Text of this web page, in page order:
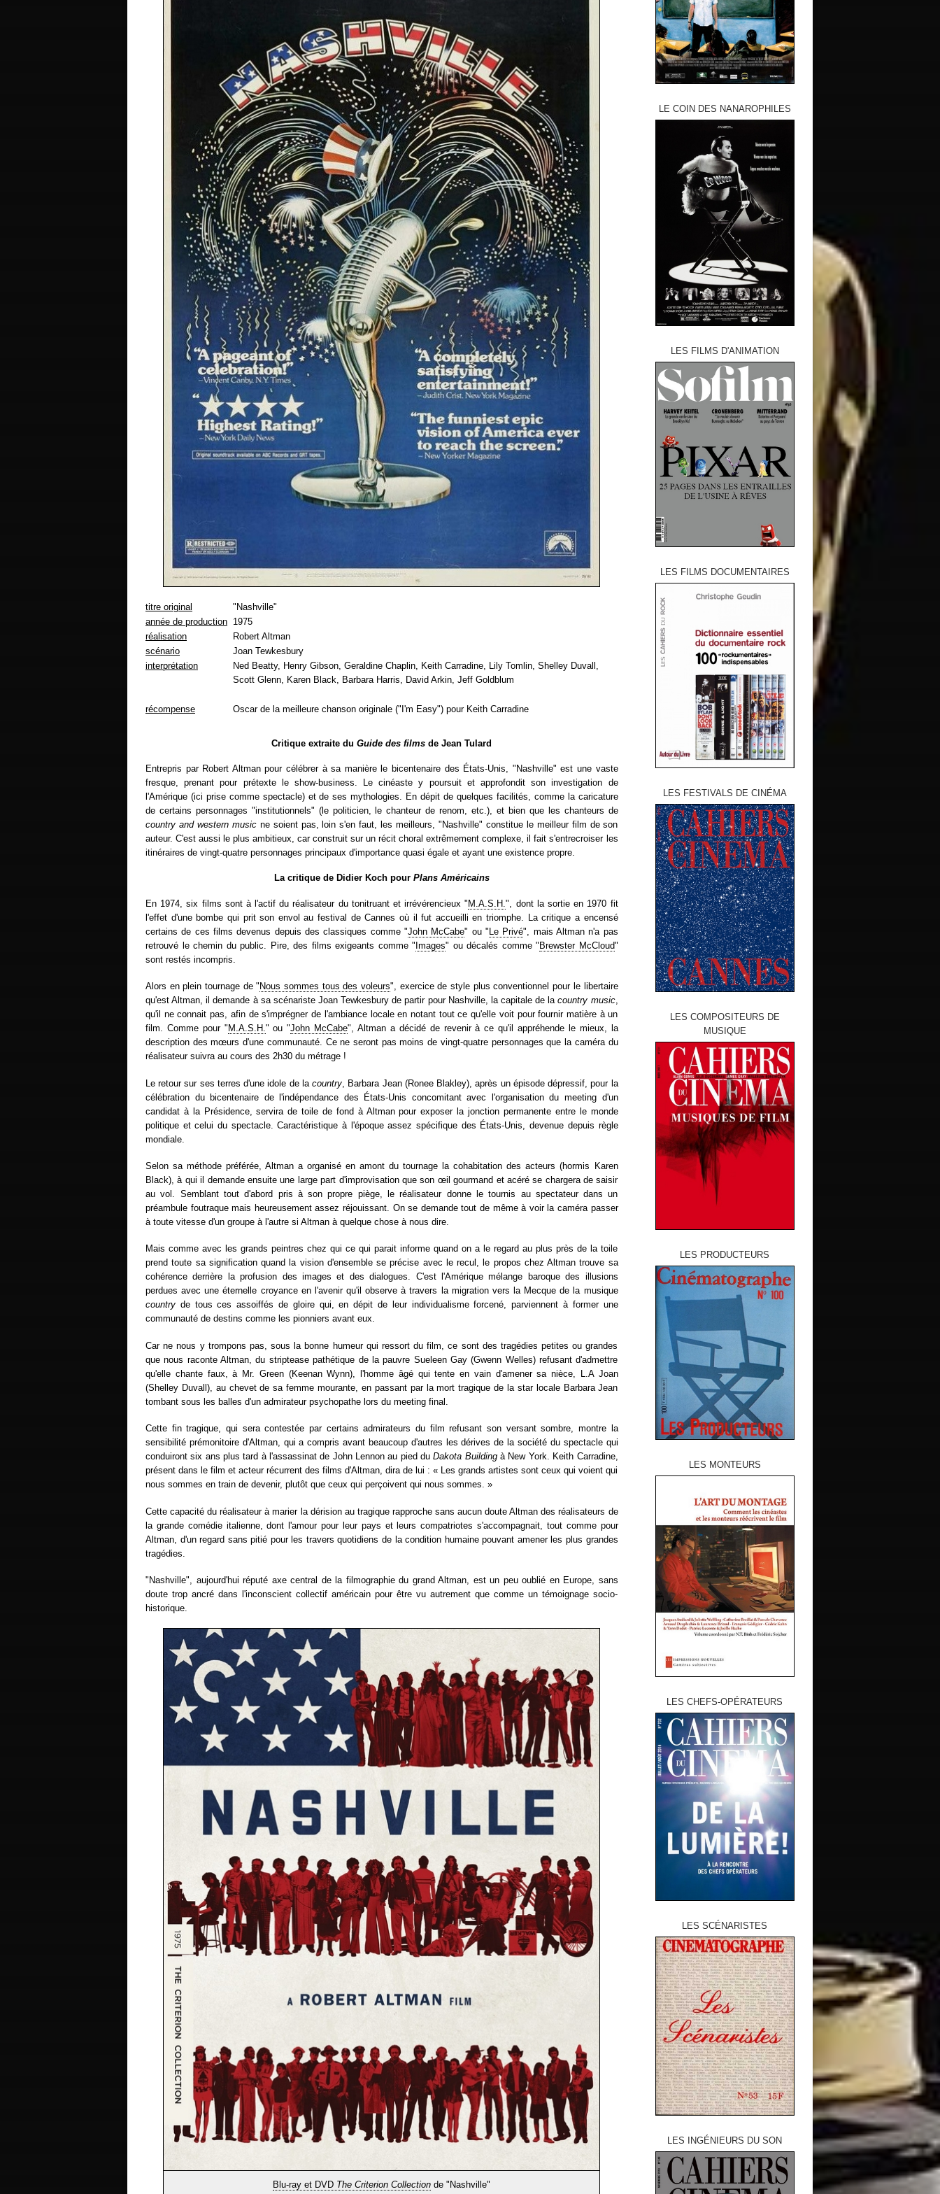
titre original
"Nashville"
année de production 1975
réalisation
Robert Altman
scénario
Joan Tewkesbury
interprétation
Ned Beatty, Henry Gibson, Geraldine Chaplin, Keith Carradine, Lily Tomlin, Shelley Duvall,
Scott Glenn, Karen Black, Barbara Harris, David Arkin, Jeff Goldblum
récompense Oscar de la meilleure chanson originale ("I'm Easy") pour Keith Carradine
Critique extraite duGuide des films de Jean Tulard
Entrepris par Robert Altman pour célébrer à sa manière le bicentenaire des États-Unis, "Nashville" est une vaste
fresque, prenant pour prétexte le show-business. Le cinéaste y poursuit et approfondit son investigation de
l'Amérique (ici prise comme spectacle) et de ses mythologies. En dépit de quelques facilités, comme la caricature
de certains personnages "institutionnels" (le politicien, le chanteur de renom, etc.), et bien que les chanteurs de
country and western musicne soient pas, loin s'en faut, les meilleurs, "Nashville" constitue le meilleur film de son
auteur. C'est aussi le plus ambitieux, car construit sur un récit choral extrêmement complexe, il fait s'entrecroiser les
itinéraires de vingt-quatre personnages principaux d'importance quasi égale et ayant une existence propre.
La critique de Didier Koch pour Plans Américains
En 1974, six films sont à l'actif du réalisateur du tonitruant et irrévérencieux " M.A.S.H.", dont la sortie en 1970 fit
l'effet d'une bombe qui prit son envol au festival de Cannes où il fut accueilli en triomphe. La critique a encensé
certains de ces films devenus depuis des classiques comme "John McCabe" ou " Le Privé", mais Altman n'a pas
retrouvé le chemin du public. Pire, des films exigeants comme " Images" ou décalés comme " Brewster McCloud"
sont restés incompris.
Alors en plein tournage de " Nous sommes tous des voleurs", exercice de style plus conventionnel pour le libertaire
qu'est Altman, il demande à sa scénariste Joan Tewkesbury de partir pour Nashville, la capitale de lacountry music,
qu'il ne connait pas, afin de s'imprégner de l'ambiance locale en notant tout ce qu'elle voit pour fournir matière à un
film. Comme pour " M.A.S.H." ou "John McCabe", Altman a décidé de revenir à ce qu'il appréhende le mieux, la
description des mœurs d'une communauté. Ce ne seront pas moins de vingt-quatre personnages que la caméra du
réalisateur suivra au cours des 2h30 du métrage !
Le retour sur ses terres d'une idole de lacountry , Barbara Jean (Ronee Blakley), après un épisode dépressif, pour la
célébration du bicentenaire de l'indépendance des États-Unis concomitant avec l'organisation du meeting d'un
candidat à la Présidence, servira de toile de fond à Altman pour exposer la jonction permanente entre le monde
politique et celui du spectacle. Caractéristique à l'époque assez spécifique des États-Unis, devenue depuis règle
mondiale.
Selon sa méthode préférée, Altman a organisé en amont du tournage la cohabitation des acteurs (hormis Karen
Black), à qui il demande ensuite une large part d'improvisation que son œil gourmand et acéré se chargera de saisir
au vol. Semblant tout d'abord pris à son propre piège, le réalisateur donne le tournis au spectateur dans un
préambule foutraque mais heureusement assez réjouissant. On se demande tout de même à voir la caméra passer
à toute vitesse d'un groupe à l'autre si Altman à quelque chose à nous dire.
Mais comme avec les grands peintres chez qui ce qui parait informe quand on a le regard au plus près de la toile
prend toute sa signification quand la vision d'ensemble se précise avec le recul, le propos chez Altman trouve sa
cohérence derrière la profusion des images et des dialogues. C'est l'Amérique mélange baroque des illusions
perdues avec une éternelle croyance en l'avenir qu'il observe à travers la migration vers la Mecque de la musique
country de tous ces assoiffés de gloire qui, en dépit de leur individualisme forcené, parviennent à former une
communauté de destins comme les pionniers avant eux.
Car ne nous y trompons pas, sous la bonne humeur qui ressort du film, ce sont des tragédies petites ou grandes
que nous raconte Altman, du striptease pathétique de la pauvre Sueleen Gay (Gwenn Welles) refusant d'admettre
qu'elle chante faux, à Mr. Green (Keenan Wynn), l'homme âgé qui tente en vain d'amener sa nièce, L.A Joan
(Shelley Duvall), au chevet de sa femme mourante, en passant par la mort tragique de la star locale Barbara Jean
tombant sous les balles d'un admirateur psychopathe lors du meeting final.
Cette fin tragique, qui sera contestée par certains admirateurs du film refusant son versant sombre, montre la
sensibilité prémonitoire d'Altman, qui a compris avant beaucoup d'autres les dérives de la société du spectacle qui
conduiront six ans plus tard à l'assassinat de John Lennon au pied duDakota Buildingà New York. Keith Carradine,
présent dans le film et acteur récurrent des films d'Altman, dira de lui : « Les grands artistes sont ceux qui voient qui
nous sommes en train de devenir, plutôt que ceux qui perçoivent qui nous sommes. »
Cette capacité du réalisateur à marier la dérision au tragique rapproche sans aucun doute Altman des réalisateurs de
la grande comédie italienne, dont l'amour pour leur pays et leurs compatriotes s'accompagnait, tout comme pour
Altman, d'un regard sans pitié pour les travers quotidiens de la condition humaine pouvant amener les plus grandes
tragédies.
"Nashville", aujourd'hui réputé axe central de la filmographie du grand Altman, est un peu oublié en Europe, sans
doute trop ancré dans l'inconscient collectif américain pour être vu autrement que comme un témoignage socio-
historique.
Blu-ray et DVD The Criterion Collection de "Nashville"
LE COIN DES NANAROPHILES
LES FILMS D'ANIMATION
LES FILMS DOCUMENTAIRES
LES FESTIVALS DE CINÉMA
LES COMPOSITEURS DE
MUSIQUE
LES PRODUCTEURS
LES MONTEURS
LES CHEFS-OPÉRATEURS
LES SCÉNARISTES
LES INGÉNIEURS DU SON